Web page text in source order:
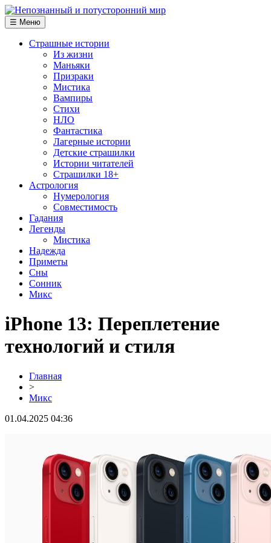
☰ Меню
Страшные истории
Из жизни
Маньяки
Призраки
Мистика
Вампиры
Стихи
НЛО
Фантастика
Лагерные истории
Детские страшилки
Истории читателей
Страшилки 18+
Астрология
Нумерология
Совместимость
Гадания
Легенды
Мистика
Надежда
Приметы
Сны
Сонник
Микс
iPhone 13: Переплетение
технологий и стиля
Главная
>
Микс
01.04.2025 04:36